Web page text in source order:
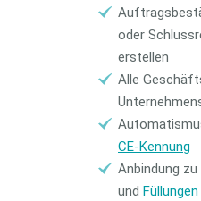
oder
erstellen
Alle
CE-Kennung
Anbindung
und